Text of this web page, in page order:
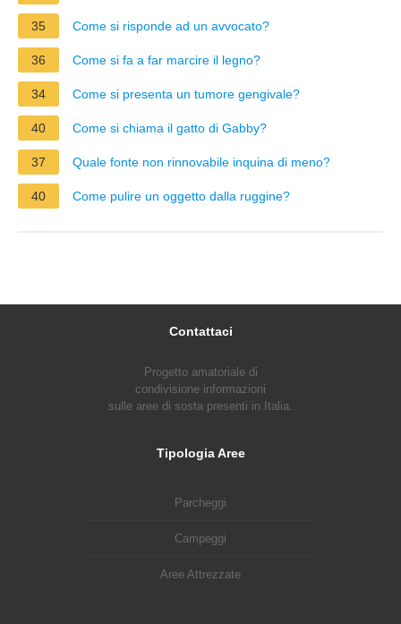
35 Come si risponde ad un avvocato?
36 Come si fa a far marcire il legno?
34 Come si presenta un tumore gengivale?
40 Come si chiama il gatto di Gabby?
37 Quale fonte non rinnovabile inquina di meno?
40 Come pulire un oggetto dalla ruggine?
Contattaci
Progetto amatoriale di
condivisione informazioni
sulle aree di sosta presenti in Italia.
Tipologia Aree
Parcheggi
Campeggi
Aree Attrezzate